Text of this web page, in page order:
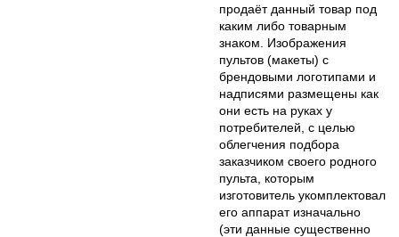
продаёт данный товар под
каким либо товарным
знаком. Изображения
пультов (макеты) с
брендовыми логотипами и
надписями размещены как
они есть на руках у
потребителей, с целью
облегчения подбора
заказчиком своего родного
пульта, которым
изготовитель укомплектовал
его аппарат изначально
(эти данные существенно